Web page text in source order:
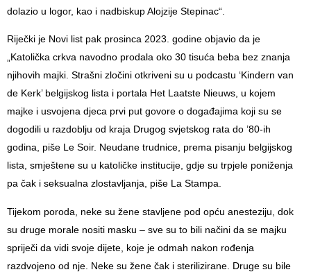
dolazio u logor, kao i nadbiskup Alojzije Stepinac“.
Riječki je Novi list pak prosinca 2023. godine objavio da je
„Katolička crkva navodno prodala oko 30 tisuća beba bez znanja
njihovih majki. Strašni zločini otkriveni su u podcastu ‘Kindern van
de Kerk’ belgijskog lista i portala Het Laatste Nieuws, u kojem
majke i usvojena djeca prvi put govore o događajima koji su se
dogodili u razdoblju od kraja Drugog svjetskog rata do ’80-ih
godina, piše Le Soir. Neudane trudnice, prema pisanju belgijskog
lista, smještene su u katoličke institucije, gdje su trpjele poniženja
pa čak i seksualna zlostavljanja, piše La Stampa.
Tijekom poroda, neke su žene stavljene pod opću anesteziju, dok
su druge morale nositi masku – sve su to bili načini da se majku
spriječi da vidi svoje dijete, koje je odmah nakon rođenja
razdvojeno od nje. Neke su žene čak i sterilizirane. Druge su bile